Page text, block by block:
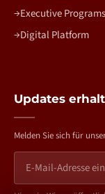
Executive Programs
Digital Platform
Updates
Melden Sie sich für